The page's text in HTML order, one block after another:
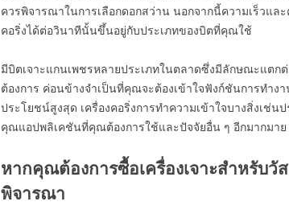
ควรพิจารณาในการเลือกดอกสว่าน นอกจากนี้ความเร็วแล
คอริ่งได้ต่อวินาทีนั้นขึ้นอยู่กับประเภทของบิตที่คุณใช้
มีบิตเจาะแกนเพชรหลายประเภทในตลาดซึ่งมีลักษณะแตก
ต้องการ ค่อนข้างจำเป็นที่คุณจะต้องเข้าใจฟังก์ชันการทำง
ประโยชน์สูงสุด เครื่องคอริ่งการทำความเข้าใจบางสิ่งเช่
คุณแอปพลิเคชันที่คุณต้องการใช้และปัจจัยอื่น ๆ อีกมากมาย
หากคุณต้องการซื้อเครื่องเจาะสำหรับ
พิจารณา